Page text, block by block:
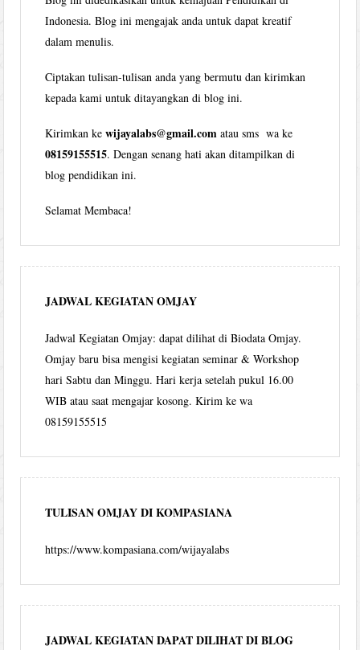
Indonesia. Blog ini mengajak anda untuk dapat kreatif
dalam menulis.
Ciptakan tulisan-tulisan anda yang bermutu dan kirimkan
kepada kami untuk ditayangkan di blog ini.
Kirimkan kewijayalabs@gmail.com atau sms wa ke
08159155515. Dengan senang hati akan ditampilkan di
blog pendidikan ini.
Selamat Membaca!
JADWAL KEGIATAN OMJAY
Jadwal Kegiatan Omjay: dapat dilihat di Biodata Omjay.
Omjay baru bisa mengisi kegiatan seminar & Workshop
hari Sabtu dan Minggu. Hari kerja setelah pukul 16.00
WIB atau saat mengajar kosong. Kirim ke wa
08159155515
TULISAN OMJAY DI KOMPASIANA
https://www.kompasiana.com/wijayalabs
JADWAL KEGIATAN DAPAT DILIHAT DI BLOG